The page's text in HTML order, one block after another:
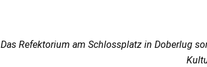
Das Refektorium am Schlossplatz in Doberlug